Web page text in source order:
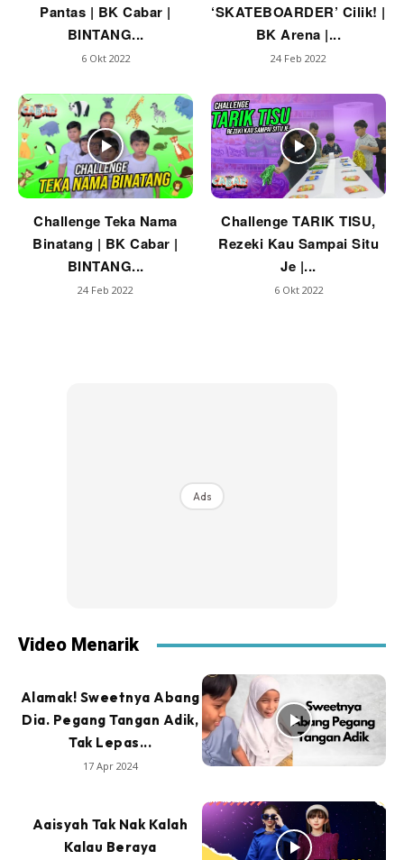
Pantas | BK Cabar |
BINTANG...
6 Okt 2022
‘SKATEBOARDER’ Cilik! |
BK Arena |...
24 Feb 2022
Challenge Teka Nama
Binatang | BK Cabar |
BINTANG...
24 Feb 2022
Challenge TARIK TISU,
Rezeki Kau Sampai Situ
Je |...
6 Okt 2022
Ads
Video Menarik
Alamak! Sweetnya Abang
Dia. Pegang Tangan Adik,
Tak Lepas...
17 Apr 2024
Aaisyah Tak Nak Kalah
Kalau Beraya